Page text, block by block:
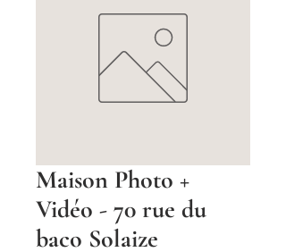
Maison Photo +
Vidéo - 70 rue du
baco Solaize